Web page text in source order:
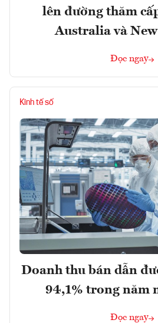
lên đường thăm
Australia và
Đọc ngay
Kinh tế số
Doanh thu bán dẫn
94,1% trong năm
Đọc ngay